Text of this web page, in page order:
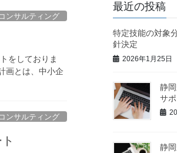
サルティング
をしておりま
画とは、中小企
サルティング
最近の投稿
特定技能の対象
針決定
2026年1月25日
静
サ
静